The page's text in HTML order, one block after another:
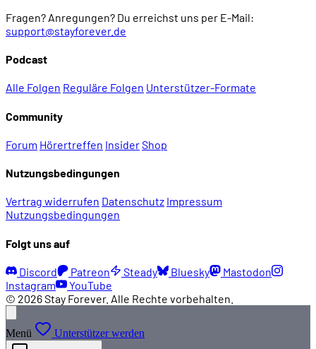
Fragen? Anregungen? Du erreichst uns per E-Mail:
support@stayforever.de
Podcast
Alle Folgen Reguläre Folgen Unterstützer-Formate
Community
Forum Hörertreffen InsiderShop
Nutzungsbedingungen
Vertrag widerrufen Datenschutz Impressum
Nutzungsbedingungen
Folgt uns auf
Discord Patreon Steady Bluesky
Mastodon
Instagram
YouTube
© 2026 Stay Forever. Alle Rechte vorbehalten.
Menü Unterstützer werden